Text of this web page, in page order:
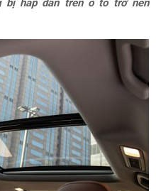
bị hấp dẫn trên ô tô trở nên